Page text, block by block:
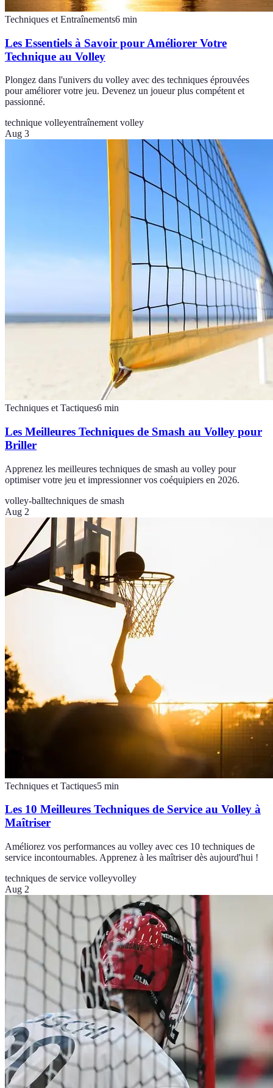
Techniques et Entraînements6 min
Les Essentiels à Savoir pour Améliorer Votre
Technique au Volley
Plongez dans l'univers du volley avec des techniques éprouvées
pour améliorer votre jeu. Devenez un joueur plus compétent et
passionné.
technique volleyentraînement volley
Aug 3
Techniques et Tactiques6 min
Les Meilleures Techniques de Smash au Volley pour
Briller
Apprenez les meilleures techniques de smash au volley pour
optimiser votre jeu et impressionner vos coéquipiers en 2026.
volley-balltechniques de smash
Aug 2
Techniques et Tactiques5 min
Les 10 Meilleures Techniques de Service au Volley à
Maîtriser
Améliorez vos performances au volley avec ces 10 techniques de
service incontournables. Apprenez à les maîtriser dès aujourd'hui !
techniques de service volleyvolley
Aug 2